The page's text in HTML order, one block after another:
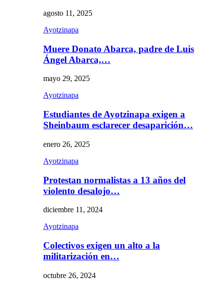
agosto 11, 2025
Ayotzinapa
Muere Donato Abarca, padre de Luis
Ángel Abarca,…
mayo 29, 2025
Ayotzinapa
Estudiantes de Ayotzinapa exigen a
Sheinbaum esclarecer desaparición…
enero 26, 2025
Ayotzinapa
Protestan normalistas a 13 años del
violento desalojo…
diciembre 11, 2024
Ayotzinapa
Colectivos exigen un alto a la
militarización en…
octubre 26, 2024